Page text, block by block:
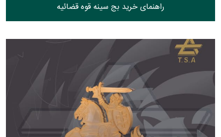
راهنمای خرید بج سینه قوه قضائیه